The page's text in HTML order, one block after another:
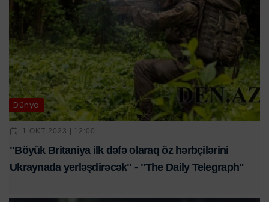
Dünya
1 OKT 2023 | 12:00
"Böyük Britaniya ilk dəfə olaraq öz hərbçilərini
Ukraynada yerləşdirəcək" - "The Daily Telegraph"